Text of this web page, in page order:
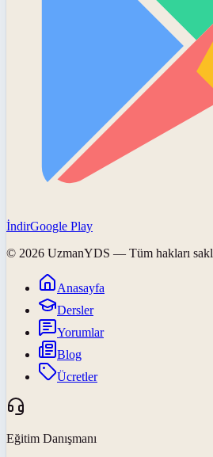
İndirGoogle Play
© 2026 UzmanYDS — Tüm hakları
Anasayfa
Dersler
Yorumlar
Blog
Ücretler
Eğitim Danışmanı